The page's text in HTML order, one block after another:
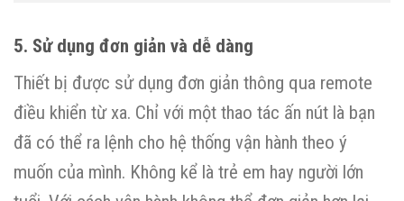
5. Sử dụng đơn giản và dễ dàng
Thiết bị được sử dụng đơn giản thông qua remote
điều khiển từ xa. Chỉ với một thao tác ấn nút là bạn
đã có thể ra lệnh cho hệ thống vận hành theo ý
muốn của mình. Không kể là trẻ em hay người lớn